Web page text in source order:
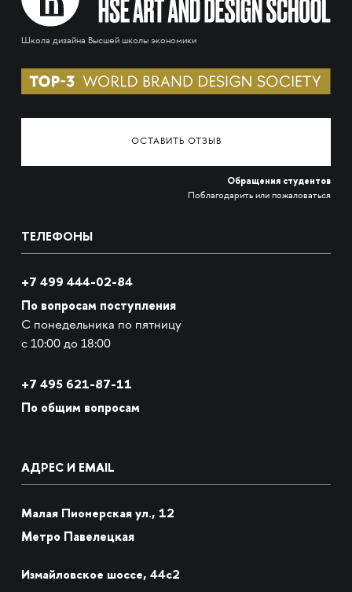
Школа дизайна Высшей школы экономики
ОСТАВИТЬ ОТЗЫВ
Обращения студентов
Поблагодарить или пожаловаться
ТЕЛЕФОНЫ
+7 499 444-02-84
По вопросам поступления
С понедельника по пятницу
с 10:00 до 18:00
+7 495 621-87-11
По общим вопросам
АДРЕС И EMAIL
Малая Пионерская ул., 12
Метро Павелецкая
Измайловское шоссе, 44с2